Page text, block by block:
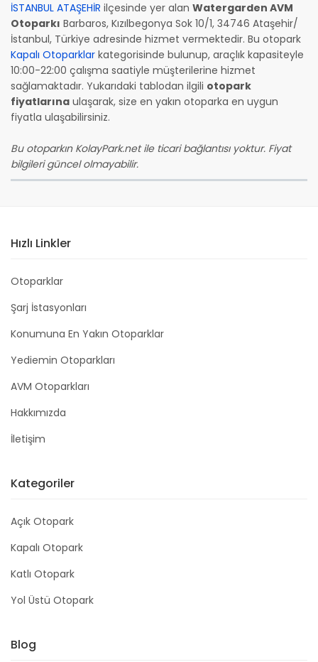
İSTANBUL ATAŞEHİR ilçesinde yer alan Watergarden AVM
Otoparkı Barbaros, Kızılbegonya Sok 10/1, 34746 Ataşehir/
İstanbul, Türkiye adresinde hizmet vermektedir. Bu otopark
Kapalı Otoparklar kategorisinde bulunup, araçlık kapasiteyle
10:00-22:00 çalışma saatiyle müşterilerine hizmet
sağlamaktadır. Yukarıdaki tablodan ilgili otopark
fiyatlarına ulaşarak, size en yakın otoparka en uygun
fiyatla ulaşabilirsiniz.
Bu otoparkın KolayPark.net ile ticari bağlantısı yoktur. Fiyat
bilgileri güncel olmayabilir.
Hızlı Linkler
Otoparklar
Şarj İstasyonları
Konumuna En Yakın Otoparklar
Yediemin Otoparkları
AVM Otoparkları
Hakkımızda
İletişim
Kategoriler
Açık Otopark
Kapalı Otopark
Katlı Otopark
Yol Üstü Otopark
Blog